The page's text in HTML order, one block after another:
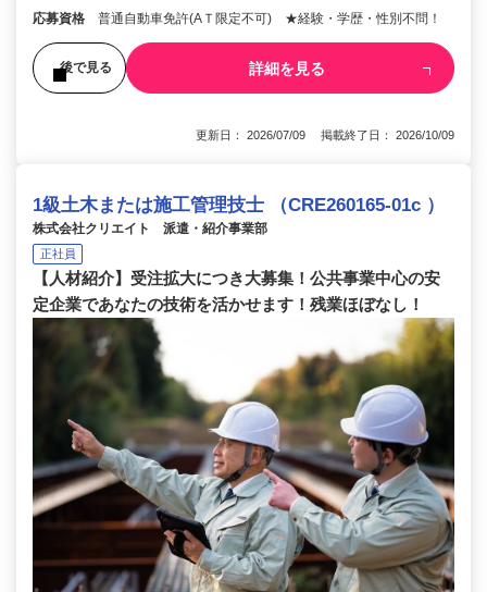
応募資格 普通自動車免許(AＴ限定不可) ★経験・学歴・性別不問！
後で見る 詳細を見る
更新日： 2026/07/09 掲載終了日： 2026/10/09
1級土木または施工管理技士 （CRE260165-01c ）
株式会社クリエイト 派遣・紹介事業部
正社員
【人材紹介】受注拡大につき大募集！公共事業中心の安
定企業であなたの技術を活かせます！残業ほぼなし！